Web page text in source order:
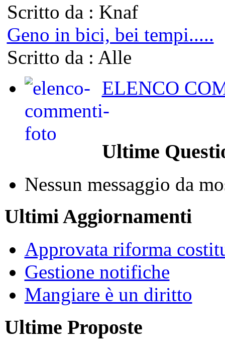
Scritto da : Knaf
Geno in bici, bei tempi.....
Scritto da : Alle
ELENCO
Ultime
Nessun messaggio da
Ultimi Aggiornamenti
Approvata riforma
Gestione notifiche
Mangiare è un diritto
Ultime Proposte